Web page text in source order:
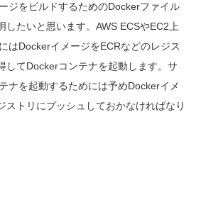
ジをビルドするためのDockerファイル
たいと思います。 AWS ECSやEC2上
はDockerイメージをECRなどのレジス
してDockerコンテナを起動します。サ
ナを起動するためには予めDockerイメ
ストリにプッシュしておかなければなり